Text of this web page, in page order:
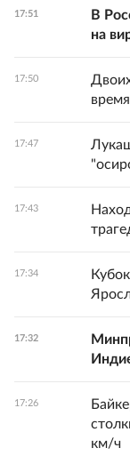
17:51
В
на
17:50
17:47
17:43
17:34
17:32
17:26
км/ч